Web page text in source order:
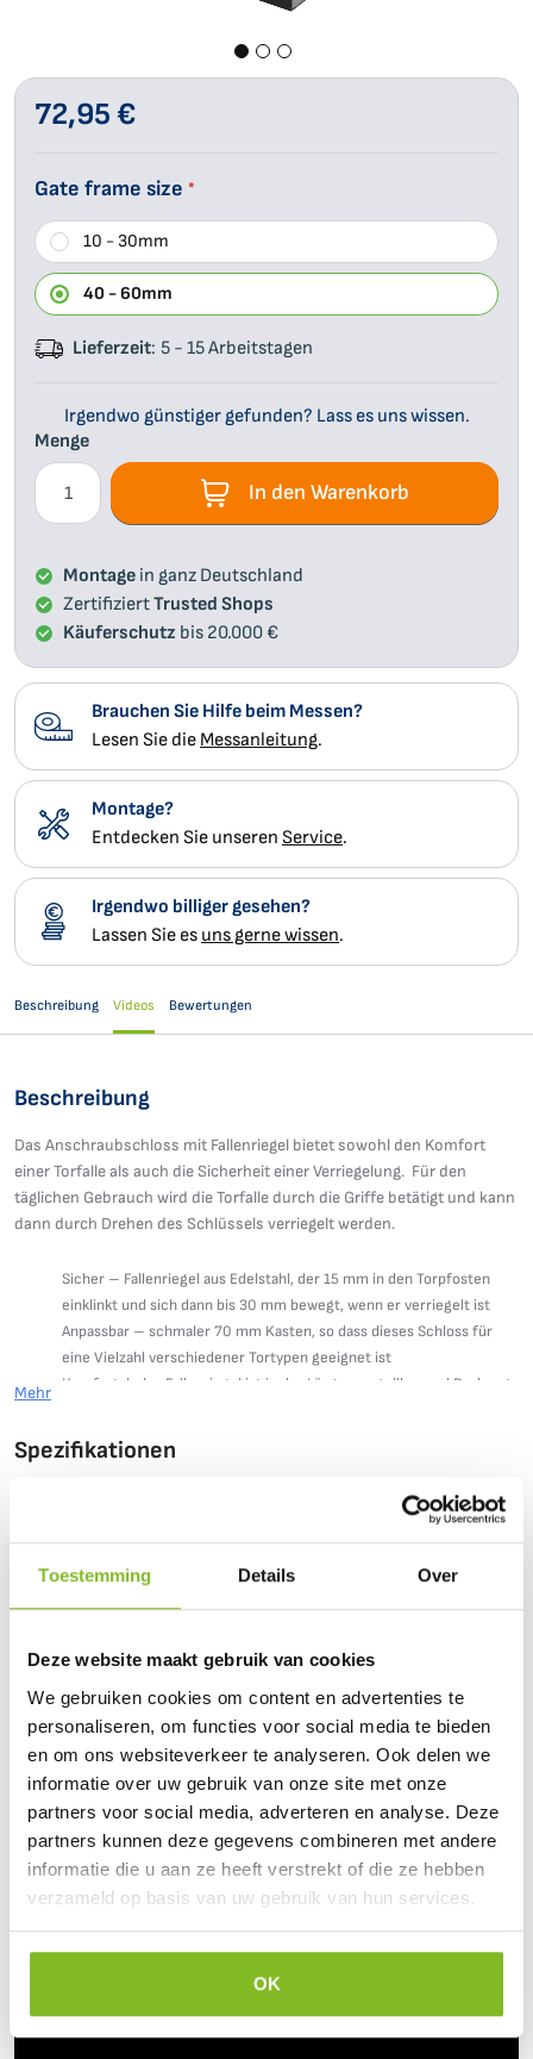
Toestemming Details Over
Deze website maakt gebruik van cookies
We gebruiken cookies om content en advertenties te
personaliseren, om functies voor social media te bieden
en om ons websiteverkeer te analyseren. Ook delen we
informatie over uw gebruik van onze site met onze
partners voor social media, adverteren en analyse. Deze
partners kunnen deze gegevens combineren met andere
informatie die u aan ze heeft verstrekt of die ze hebben
verzameld op basis van uw gebruik van hun services.
OK
Floraworld
Tierunterkünfte
Terrassendielen
Fassadenverkleidung
Boston
Zum
Anfang
springen
72,95 €
Gate frame size
10 - 30mm
40 - 60mm
Lieferzeit 5 - 15 Arbeitstagen
Irgendwo günstiger gefunden? Lass es uns wissen.
Menge
In den Warenkorb
Montage in ganz Deutschland
ZertifiziertTrusted Shops
Käuferschutz bis 20.000 €
Brauchen Sie Hilfe beim Messen?
Lesen Sie die Messanleitung.
Montage?
Entdecken Sie unseren Service.
Irgendwo billiger gesehen?
Lassen Sie es uns gerne wissen.
Beschreibung Videos Bewertungen
Beschreibung
Das Anschraubschloss mit Fallenriegel bietet sowohl den Komfort
einer Torfalle als auch die Sicherheit einer Verriegelung. Für den
täglichen Gebrauch wird die Torfalle durch die Griffe betätigt und kann
dann durch Drehen des Schlüssels verriegelt werden.
Sicher – Fallenriegel aus Edelstahl, der 15 mm in den Torpfosten
einklinkt und sich dann bis 30 mm bewegt, wenn er verriegelt ist
Anpassbar – schmaler 70 mm Kasten, so dass dieses Schloss für
eine Vielzahl verschiedener Tortypen geeignet ist
Komfortabel – Fallenriegel ist in der Länge verstellbar und Drehung
geliefert, damit das Schloss lange hält!
Flachstab- oder Kastenprofil und 4060 für Torrahmen mit 40 bis 60
mm
wird mit Griffen geliefert – Zwei Ausführungen erhältlich: ein
Artikelnummer
BLD1030P – für 10 – 30 mm Torrahmen mit Standardklinken
BLD1030T – für 10 – 30 mm Torrahmen mit traditionellen Griffen
BLD4060P – für 40 – 60 mm Torrahmen mit Standardklinken
BLD4060T – für 40 – 60 mm Torrahmen mit traditionellen Griffen
Mehr
Spezifikationen
How to Install the Gatemaster Superlock